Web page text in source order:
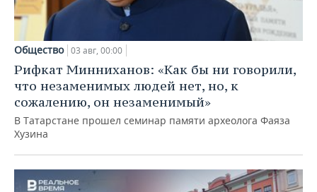
Общество 03 авг, 00:00
Рифкат Минниханов: «Как бы ни говорили,
что незаменимых людей нет, но, к
сожалению, он незаменимый»
В Татарстане прошел семинар памяти археолога Фаяза
Хузина